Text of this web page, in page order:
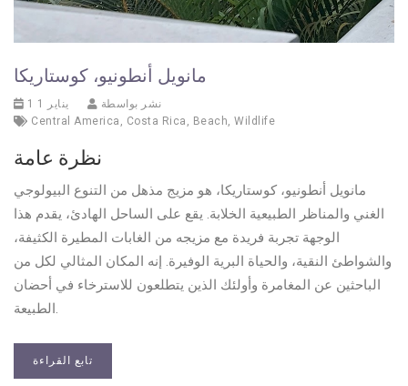
مانويل أنطونيو، كوستاريكا
1 يناير 1
نشر بواسطة
Central America , Costa Rica , Beach, Wildlife
نظرة عامة
مانويل أنطونيو، كوستاريكا، هو مزيج مذهل من التنوع البيولوجي
الغني والمناظر الطبيعية الخلابة. يقع على الساحل الهادئ، يقدم هذا
الوجهة تجربة فريدة مع مزيجه من الغابات المطيرة الكثيفة،
والشواطئ النقية، والحياة البرية الوفيرة. إنه المكان المثالي لكل من
الباحثين عن المغامرة وأولئك الذين يتطلعون للاسترخاء في أحضان
الطبيعة.
تابع القراءة